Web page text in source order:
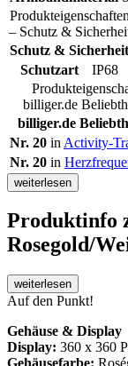
Produkteigenschaften
– Schutz &
Schutz & Sicherheit
Schutzart
IP68
billiger.de
billiger.de
Nr. 20 in Activity-
Nr. 20 in
weiterlesen
Produktinfo
Rosegold/
weiterlesen
Auf den Punkt!
Gehäuse & Display
Display: 360 x 360